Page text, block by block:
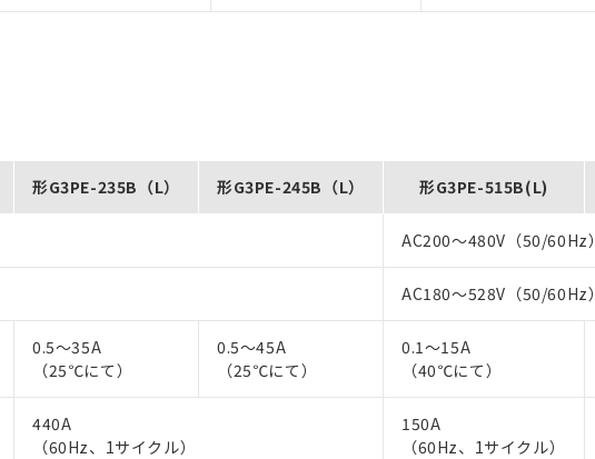
形G3PE-235B（L） 形G3PE-245B（L） 形G3PE-515B(L)
AC200～480V（50/60Hz）
AC180～528V（50/60Hz）
0.5～35A
（25℃にて）
0.5～45A
（25℃にて）
0.1～15A
（40℃にて）
440A
（60Hz、1サイクル）
150A
（60Hz、1サイクル）